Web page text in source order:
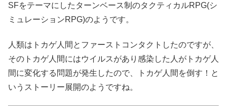
SFをテーマにしたターンベース制のタクティカルRPG(シ
ミュレーションRPG)のようです。
人類はトカゲ人間とファーストコンタクトしたのですが、
そのトカゲ人間にはウイルスがあり感染した人がトカゲ人
間に変化する問題が発生したので、トカゲ人間を倒す！と
いうストーリー展開のようですね。